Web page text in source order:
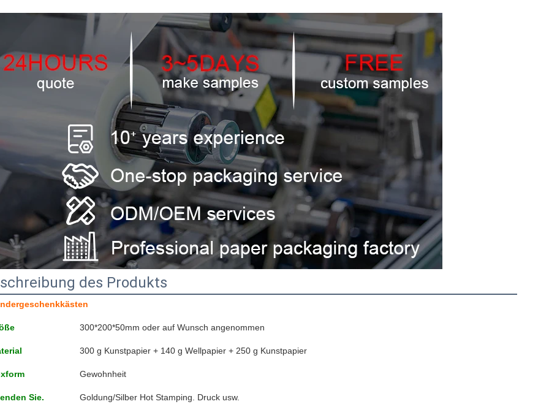
des Produkts
300*200*50mm oder auf Wunsch angenommen
300 g Kunstpapier + 140 g Wellpapier + 250 g Kunstpapier
Gewohnheit
Sie. Goldung/Silber Hot Stamping. Druck usw.